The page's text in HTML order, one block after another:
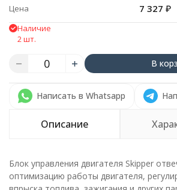
Цена 7 327 ₽
Наличие
2 шт.
В
Написать в Whatsapp
Описание
Блок управления двигателя Skipper
оптимизацию работы двигателя,